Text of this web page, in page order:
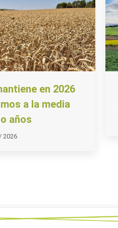
en 2026
a la media
años
2026